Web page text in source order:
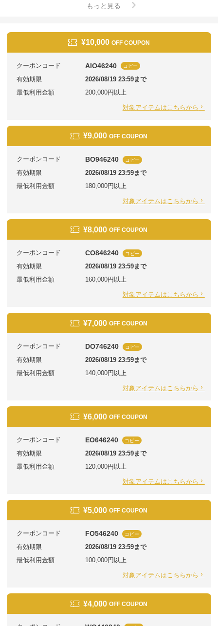
もっと見る
¥10,000 OFF COUPON
クーポンコード AIO46240 コピー
有効期限
2026/08/19 23:59まで
最低利用金額
200,000円以上
対象アイテムはこちらから
¥9,000 OFF COUPON
クーポンコード BO946240 コピー
有効期限
2026/08/19 23:59まで
最低利用金額
180,000円以上
対象アイテムはこちらから
¥8,000 OFF COUPON
クーポンコード CO846240 コピー
有効期限
2026/08/19 23:59まで
最低利用金額
160,000円以上
対象アイテムはこちらから
¥7,000 OFF COUPON
クーポンコード DO746240 コピー
有効期限
2026/08/19 23:59まで
最低利用金額
140,000円以上
対象アイテムはこちらから
¥6,000 OFF COUPON
クーポンコード EO646240 コピー
有効期限
2026/08/19 23:59まで
最低利用金額
120,000円以上
対象アイテムはこちらから
¥5,000 OFF COUPON
クーポンコード FO546240 コピー
有効期限
2026/08/19 23:59まで
最低利用金額
100,000円以上
対象アイテムはこちらから
¥4,000 OFF COUPON